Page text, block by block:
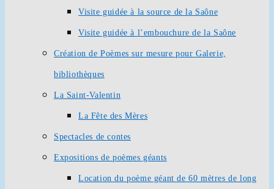
Visite guidée à la source de la Saône
Visite guidée à l’embouchure de la Saône
Création de Poèmes sur mesure pour Galerie,
bibliothèques
La Saint-Valentin
La Fête des Mères
Spectacles de contes
Expositions de poèmes géants
Location du poème géant de 60 mètres de long